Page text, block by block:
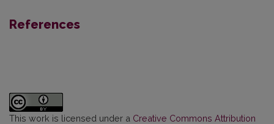
References
This work is licensed under a Creative Commons Attribution